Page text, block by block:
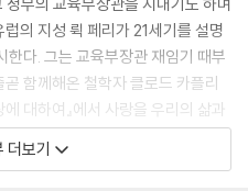
적 효과를 연관 지었는데요, 그 연
공감이라는 차원을 너무 간과했다
가장 드높은 표현을 제시했던 칸트
승이 아닌 이상, 전쟁에서 아이를
의 지성 뤽 페리가 21세기를 설명
한다. 그는 교육부장관 재임기 때부
함께해온 철학자 클로드 카플리
대하여』에서 사랑을 우리의 삶과
조한다. 19세기, 연애결혼이 가문
부각된 ‘사랑’이 가족관계뿐 아니
더보기